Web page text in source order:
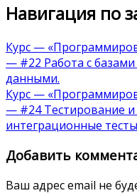
Навигация по
Курс —
— #22 Работа с
данными.
Курс —
— #24 Тестирование
интеграционные
Добавить
Ваш адрес email не